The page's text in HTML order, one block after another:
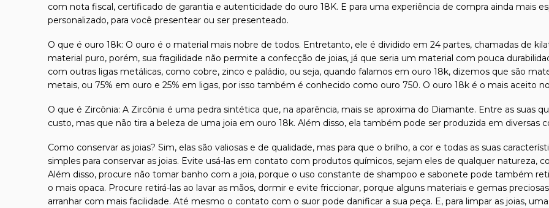
com nota fiscal, certificado de garantia e autenticidade do ouro 18K. E para uma experiência de compra ainda mais
personalizado, para você presentear ou ser presenteado.
O que é ouro 18k: O ouro é o material mais nobre de todos. Entretanto, ele é dividido em 24 partes, chamadas de
material puro, porém, sua fragilidade não permite a confecção de joias, já que seria um material com pouca
com outras ligas metálicas, como cobre, zinco e paládio, ou seja, quando falamos em ouro 18k, dizemos que são
metais, ou 75% em ouro e 25% em ligas, por isso também é conhecido como ouro 750. O ouro 18k é o mais aceito
O que é Zircônia: A Zircônia é uma pedra sintética que, na aparência, mais se aproxima do Diamante. Entre as suas
custo, mas que não tira a beleza de uma joia em ouro 18k. Além disso, ela também pode ser produzida em diversas
Como conservar as joias? Sim, elas são valiosas e de qualidade, mas para que o brilho, a cor e todas as suas
simples para conservar as joias. Evite usá-las em contato com produtos químicos, sejam eles de qualquer natureza,
Além disso, procure não tomar banho com a joia, porque o uso constante de shampoo e sabonete pode também
o mais opaca. Procure retirá-las ao lavar as mãos, dormir e evite friccionar, porque alguns materiais e gemas
arranhar com mais facilidade. Até mesmo o contato com o suor pode danificar a sua peça. E, para limpar as joias,